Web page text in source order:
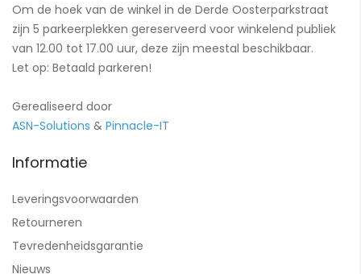
Om de hoek van de winkel in de Derde Oosterparkstraat
zijn 5 parkeerplekken gereserveerd voor winkelend publiek
van 12.00 tot 17.00 uur, deze zijn meestal beschikbaar.
Let op: Betaald parkeren!
Gerealiseerd door
ASN-Solutions & Pinnacle-IT
Informatie
Leveringsvoorwaarden
Retourneren
Tevredenheidsgarantie
Nieuws